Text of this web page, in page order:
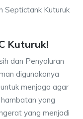
Septictank Kuturuk
Kuturuk!
dan Penyaluran
digunakanya
menjaga agar
yang
yang menjadi